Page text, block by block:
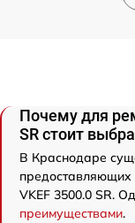
Почему для
SR стоит
В Краснодаре
предоставляющих
VKEF 3500.0 SR.
преимуществами.